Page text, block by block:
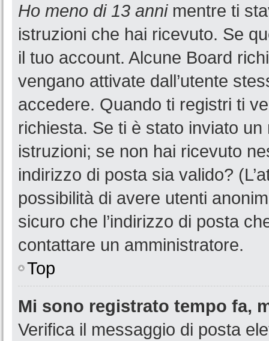
Ho meno di 13 annimentre ti
istruzioni che hai ricevuto. Se
il tuo account. Alcune Board
vengano attivate dall’utente
accedere. Quando ti registri ti
richiesta. Se ti è stato inviato
istruzioni; se non hai ricevuto
indirizzo di posta sia valido?
possibilità di avere utenti
sicuro che l’indirizzo di posta
contattare un amministratore.
Top
Mi sono registrato tempo fa,
Verifica il messaggio di posta